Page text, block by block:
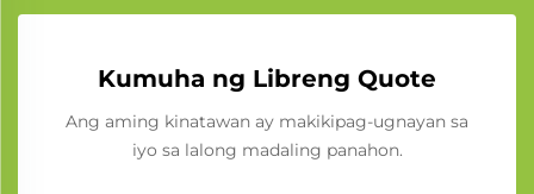
Kumuha ng Libreng Quote
Ang aming kinatawan ay makikipag-ugnayan sa
iyo sa lalong madaling panahon.